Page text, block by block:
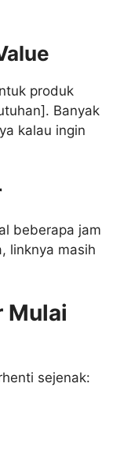
produk
Banyak
kalau ingin
beberapa jam
linknya masih
Mulai
sejenak: